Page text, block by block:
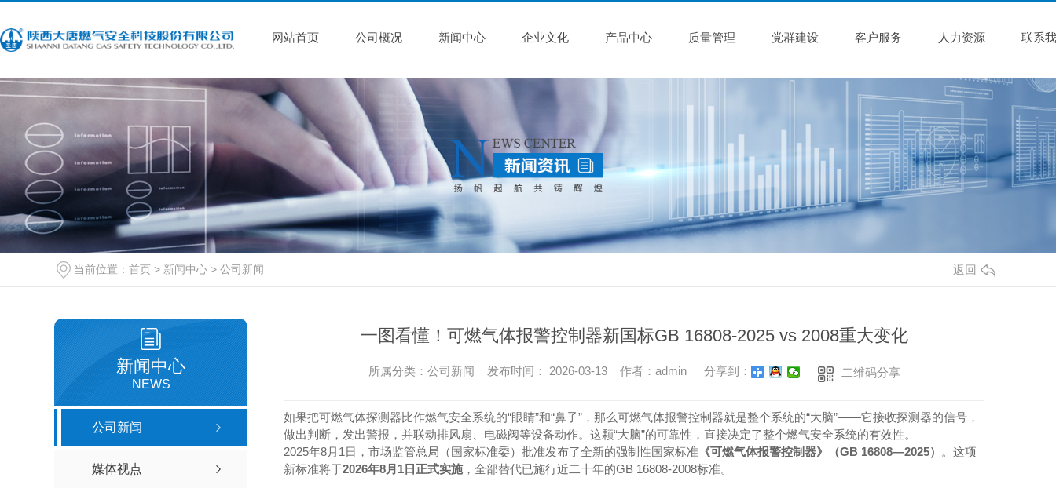
网站首页 公司概况 新闻中心 企业文化 产品中心 质量管理 党群建设 客户服务 人力资源 联系
当前位置： 首页 > 新闻中心 > 公司新闻 返回
新闻中心
NEWS
公司新闻
媒体视点
一图看懂！可燃气体报警控制器新国标GB 16808-2025 vs 2008重大变化
所属分类：公司新闻 发布时间： 2026-03-13 作者：admin 分享到： 二维码分享
如果把可燃气体探测器比作燃气安全系统的“眼睛”和“鼻子”，那么可燃气体报警控制器就是整个系统的“大脑”——它接收探测器的信号，
做出判断，发出警报，并联动排风扇、电磁阀等设备动作。这颗“大脑”的可靠性，直接决定了整个燃气安全系统的有效性。
2025年8月1日，市场监管总局（国家标准委）批准发布了全新的强制性国家标准 《可燃气体报警控制器》（GB 16808—2025）
。这项
新标准将于2026年8月1日正式实施，全部替代已施行近二十年的GB 16808-2008标准。